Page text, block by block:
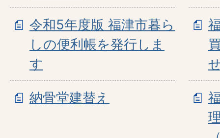
令和5年度版 福津市暮ら
しの便利帳を発行しま
す
納骨堂建替え